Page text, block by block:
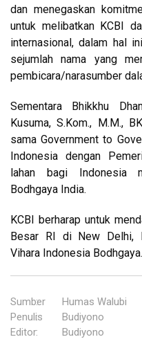
dan menegaskan
untuk melibatkan KCBI
internasional, dalam hal
sejumlah nama yang
pembicara/narasumber
Sementara Bhikkhu
Kusuma, S.Kom., M.M.,
sama Government to
Indonesia dengan
lahan bagi Indonesia
Bodhgaya India.
KCBI berharap untuk
Besar RI di New Delhi,
Vihara Indonesia Bodhgaya.
Sumber
:
Humas Walubi
Penulis
:
Budiyono
Editor: Budiyono